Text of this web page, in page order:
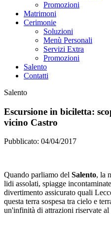
Promozioni
Matrimoni
Cerimonie
Soluzioni
Menù Personali
Servizi Extra
Promozioni
Salento
Contatti
Salento
Escursione in biciletta:
vicino Castro
Pubblicato: 04/04/2017
Quando parliamo del Salento, la
lidi assolati, spiagge
divertimento assicurato quali
questa terra sospesa tra cielo e
un'infinità di attrazioni riservate